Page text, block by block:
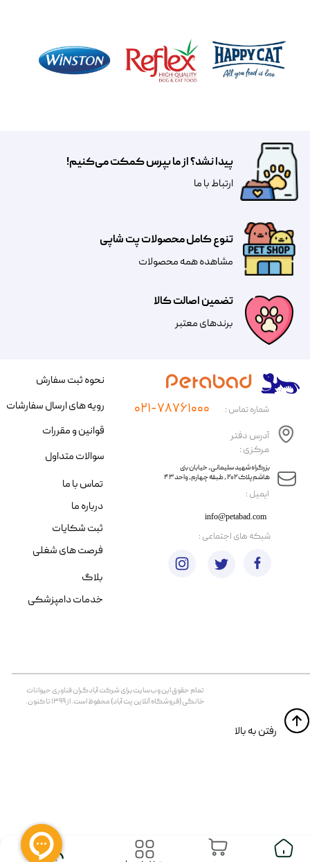
تضمین اصالت کالا
​​برندهای معتبر​​​​​​​
تنوع کامل محصولات پت شاپی
مشاهده همه محصولات
پیدا نشد؟ از ما بپرس کمکت می‌کنیم!
​​​ارتباط با ما
​ایمیل :
آدرس دفتر
مرکزی :
info@petabad.com
​​بزرگراه شهید سلیمانی، خیابان بنی
هاشم پلاک ۲۰۲ ، طبقه چهارم، واحد ۴۳
شماره تماس : ۰۲۱-۷۸۷۶۱۰۰۰
تمام حقوق اين وب‌سايت برای شرکت آبادگران فناوری حیوانات
خانگی (فروشگاه آنلاین پت آباد) محفوظ است. از ۱۳۹۹ تا کنون.
​​رفتن به بالا
نحوه ثبت سفارش
رویه های ارسال سفارشات
قوانین و مقررات
سوالات متداول
تماس با ما
درباره ما
ثبت شکایات
فرصت های شغلی
​شبکه های اجتماعی :
بلاگ
خدمات دامپزشکی